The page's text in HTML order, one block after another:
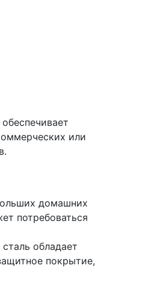
или
домашних
потребоваться
обладает
покрытие,